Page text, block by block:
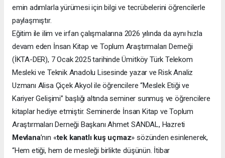
emin adımlarla yürümesi için bilgi ve tecrübelerini öğrencilerle
paylaşmıştır.
Eğitim ile ilim ve irfan çalışmalarına 2026 yılında da aynı hızla
devam eden İnsan Kitap ve Toplum Araştırmaları Derneği
(İKTA-DER), 7 Ocak 2025 tarihinde Ümitköy Türk Telekom
Mesleki ve Teknik Anadolu Lisesinde yazar ve Risk Analiz
Uzmanı Alisa Çiçek Akyol ile öğrencilere “Meslek Etiği ve
Kariyer Gelişimi” başlığı altında seminer sunmuş ve öğrencilere
kitaplar hediye etmiştir. Seminerde İnsan Kitap ve Toplum
Araştırmaları Derneği Başkanı Ahmet SANDAL, Hazreti
Mevlana’nın «tek kanatlı kuş uçmaz» sözünden esinlenerek,
“Hem etiği, hem de mesleği birlikte düşünün. İtibar